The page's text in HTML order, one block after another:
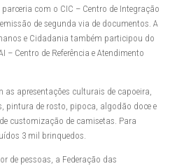
com o CIC – Centro de Integração
de segunda via de documentos. A
e Cidadania também participou do
– Centro de Referência e Atendimento
apresentações culturais de capoeira,
pintura de rosto, pipoca, algodão doce e
customização de camisetas. Para
3 mil brinquedos.
de pessoas, a Federação das